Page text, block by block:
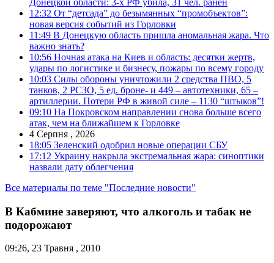
12:32 От “детсада” до безымянных “промобъектов”:
новая версия событий из Горловки
11:49 В Донецкую область пришла аномальная жара. Что
важно знать?
10:56 Ночная атака на Киев и область: десятки жертв,
удары по логистике и бизнесу, пожары по всему городу
10:03 Силы обороны уничтожили 2 средства ПВО, 5
танков, 2 РСЗО, 5 ед. броне- и 449 – автотехники, 65 –
артиллерии. Потери РФ в живой силе – 1130 “штыков”!
09:10 На Покровском направлении снова больше всего
атак, чем на ближайшем к Горловке
4 Серпня , 2026
18:05 Зеленский одобрил новые операции СБУ
17:12 Украину накрыла экстремальная жара: синоптики
назвали дату облегчения
Все материалы по теме "Последние новости"
В Кабмине заверяют, что алкоголь и табак не
подорожают
09:26, 23 Травня , 2010